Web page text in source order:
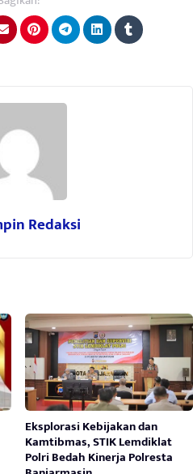
Redaksi
Eksplorasi Kebijakan dan
Kamtibmas, STIK Lemdiklat
Polri Bedah Kinerja Polresta